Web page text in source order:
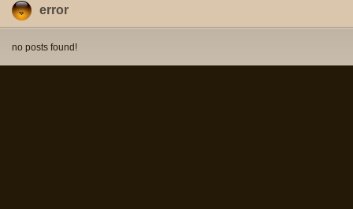
error
no posts found!